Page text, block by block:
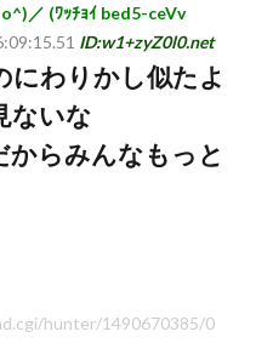
／ (ﾜｯﾁｮｲ bed5-ceVv
ID:w1+zyZ0l0.net
にわりかし似たよ
ないな
からみんなもっと
hunter/1490670385/0